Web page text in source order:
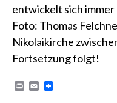
entwickelt sich immer
Foto: Thomas
Nikolaikirche
Fortsetzung folgt!
E